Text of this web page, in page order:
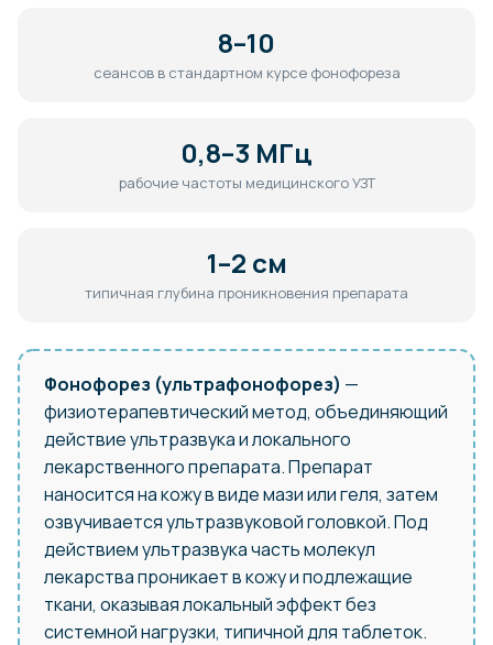
8–10
сеансов в стандартном курсе фонофореза
0,8–3 МГц
рабочие частоты медицинского УЗТ
1–2 см
типичная глубина проникновения препарата
Фонофорез (ультрафонофорез) —
физиотерапевтический метод, объединяющий
действие ультразвука и локального
лекарственного препарата. Препарат
наносится на кожу в виде мази или геля, затем
озвучивается ультразвуковой головкой. Под
действием ультразвука часть молекул
лекарства проникает в кожу и подлежащие
ткани, оказывая локальный эффект без
системной нагрузки, типичной для таблеток.